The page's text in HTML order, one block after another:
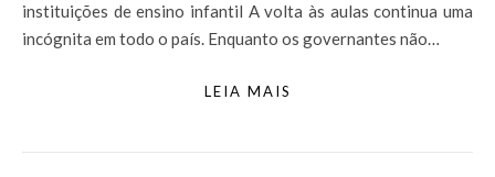
instituições de ensino infantil A volta às aulas continua uma
incógnita em todo o país. Enquanto os governantes não…
LEIA MAIS